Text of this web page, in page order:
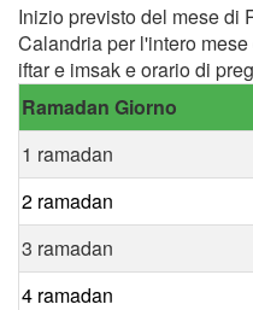
Inizio previsto del mese di
Calandria per l'intero mese
iftar e imsak e orario di
Ramadan Giorno
1 ramadan
2 ramadan
3 ramadan
4 ramadan